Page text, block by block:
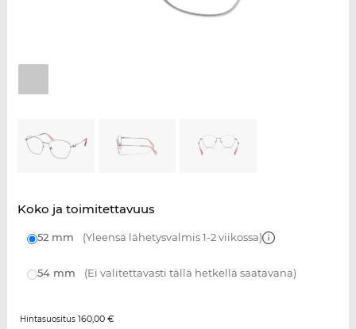
Koko ja toimitettavuus
52 mm (Yleensä lähetysvalmis 1-2 viikossa)
54 mm (Ei valitettavasti tällä hetkellä saatavana)
Hintasuositus 160,00 €